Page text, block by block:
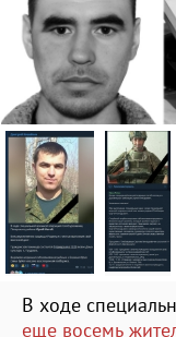
В ходе
еще восемь